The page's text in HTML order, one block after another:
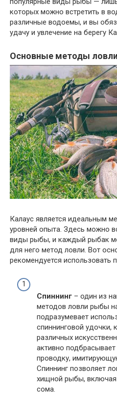
которых можно встретить в
различные водоемы, и вы
удачу и увлечение на берегу
Основные методы
Калаус является идеальным
уровней опыта. Здесь можно
виды рыбы, и каждый рыбак
для него метод ловли. Вот
рекомендуется использовать
Спиннинг – один из
методов ловли рыбы
подразумевает
спиннинговой удочки,
различных
активно
проводку,
Спиннинг позволяет
хищной рыбы, включая
сома.